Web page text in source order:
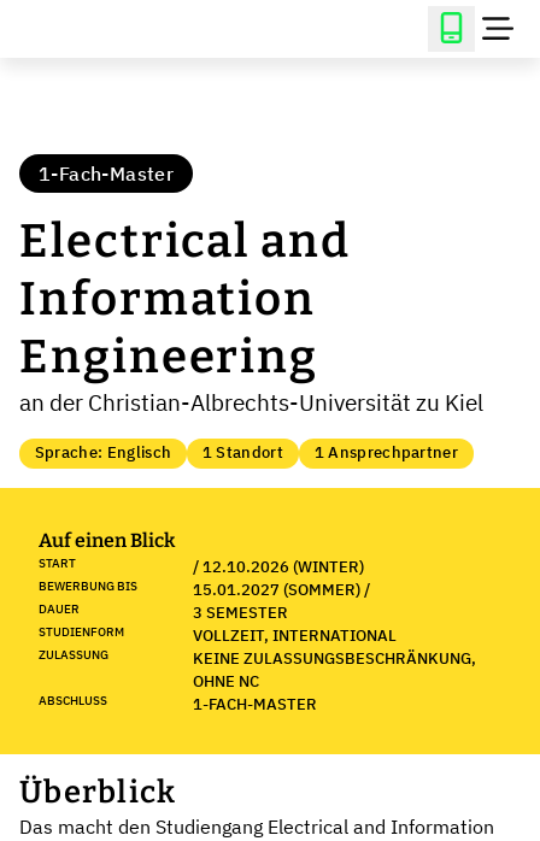
1-Fach-Master
Electrical and
Information
Engineering
an der Christian-Albrechts-Universität zu Kiel
Sprache: Englisch 1 Standort 1 Ansprechpartner
Auf einen Blick
START / 12.10.2026 (WINTER)
BEWERBUNG BIS 15.01.2027 (SOMMER) /
DAUER 3 SEMESTER
STUDIENFORM VOLLZEIT, INTERNATIONAL
ZULASSUNG
KEINE ZULASSUNGSBESCHRÄNKUNG,
OHNE NC
ABSCHLUSS 1-FACH-MASTER
Überblick
Das macht den Studiengang Electrical and Information